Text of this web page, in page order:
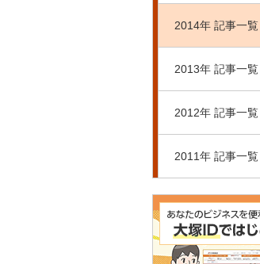
2014年 記事一覧
2013年 記事一覧
2012年 記事一覧
2011年 記事一覧